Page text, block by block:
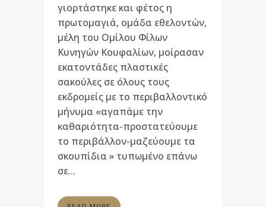
γιορτάστηκε και φέτος η
πρωτομαγιά, ομάδα εθελοντών,
μέλη του Ομίλου Φίλων
Κυνηγών Κουφαλίων, μοίρασαν
εκατοντάδες πλαστικές
σακούλες σε όλους τους
εκδρομείς με το περιβαλλοντικό
μήνυμα «αγαπάμε την
καθαριότητα-προστατεύουμε
το περιβάλλον-μαζεύουμε τα
σκουπίδια » τυπωμένο επάνω
σε...